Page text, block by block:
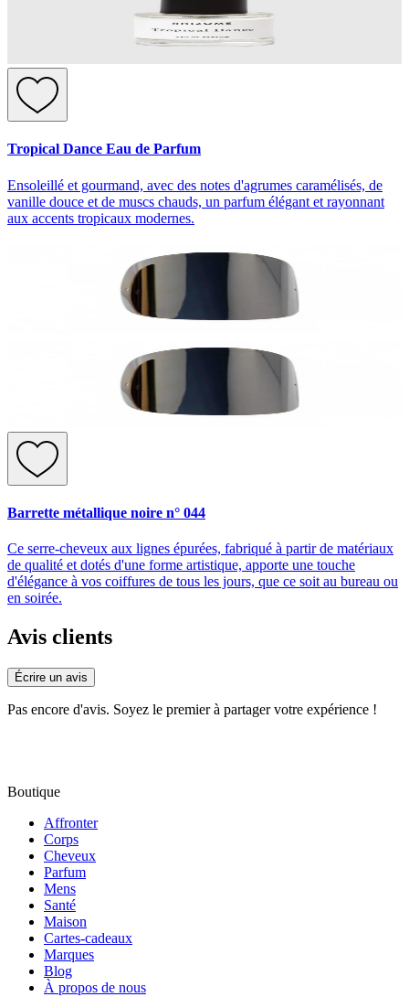
Tropical Dance Eau de Parfum
Ensoleillé et gourmand, avec des notes d'agrumes caramélisés, de
vanille douce et de muscs chauds, un parfum élégant et rayonnant
aux accents tropicaux modernes.
Barrette métallique noire n° 044
Ce serre-cheveux aux lignes épurées, fabriqué à partir de matériaux
de qualité et dotés d'une forme artistique, apporte une touche
d'élégance à vos coiffures de tous les jours, que ce soit au bureau ou
en soirée.
Avis clients
Écrire un avis
Pas encore d'avis. Soyez le premier à partager votre expérience !
Boutique
Affronter
Corps
Cheveux
Parfum
Mens
Santé
Maison
Cartes-cadeaux
Marques
Blog
À propos de nous